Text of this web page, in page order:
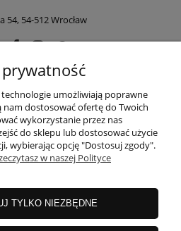
54, 54-512 Wrocław
POMOC
KONTO
I DOSTAWA
umożliwiają poprawne
nam dostosować ofertę do Twoich
wykorzystanie przez nas
do sklepu lub dostosować użycie
wybierając opcję "Dostosuj zgody".
w naszej Polityce
TYLKO NIEZBĘDNE